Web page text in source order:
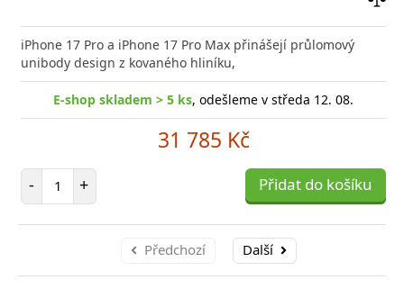
iPhone 17 Pro a iPhone 17 Pro Max přinášejí průlomový
unibody design z kovaného hliníku,
E-shop skladem > 5 ks, odešleme v středa 12. 08.
31 785 Kč
- Počet položek
+ Přidat do košíku
Předchozí Další